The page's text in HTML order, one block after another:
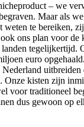
– we
Maar als
weten te bereiken,
ons plan voor de
tegelijkertijd.
euro
uitbreiden
Onze kisten zijn
voor traditioneel
dus gewoon op